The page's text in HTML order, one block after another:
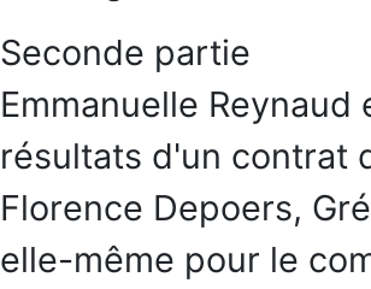
Seconde partie
Emmanuelle
résultats d'un contrat
Florence Depoers,
elle-même pour le